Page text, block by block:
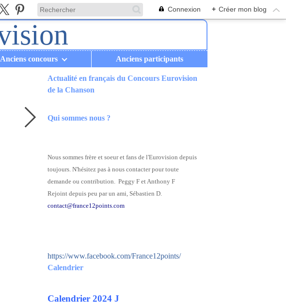
Connexion + Créer mon blog
Anciens concours Anciens participants
Actualité en français du Concours Eurovision
de la Chanson
Qui sommes nous ?
Nous sommes frère et soeur et fans de l'Eurovision depuis
toujours. N'hésitez pas à nous contacter pour toute
demande ou contribution. Peggy F et Anthony F
Rejoint depuis peu par un ami, Sébastien D.
contact@france12points.com
https://www.facebook.com/France12points/
Calendrier
Calendrier 2024 J